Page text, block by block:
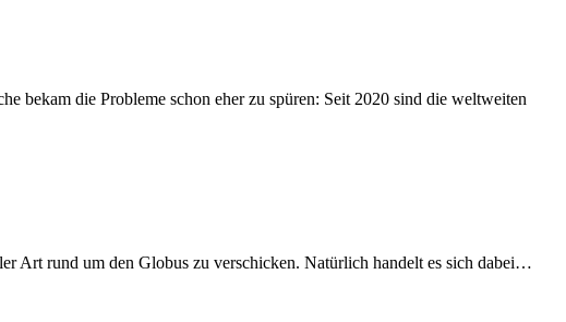
bekam die Probleme schon eher zu spüren: Seit 2020 sind die weltweiten
Art rund um den Globus zu verschicken. Natürlich handelt es sich dabei…